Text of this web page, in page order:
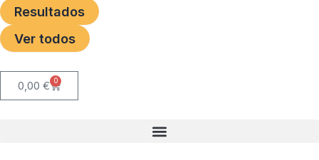
Resultados
Ver todos
0,00 € 0
Carrito